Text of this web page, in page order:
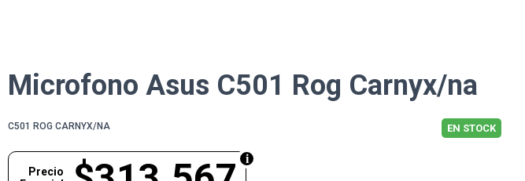
Microfono Asus C501 Rog Carnyx/na
C501 ROG CARNYX/NA EN STOCK
Precio